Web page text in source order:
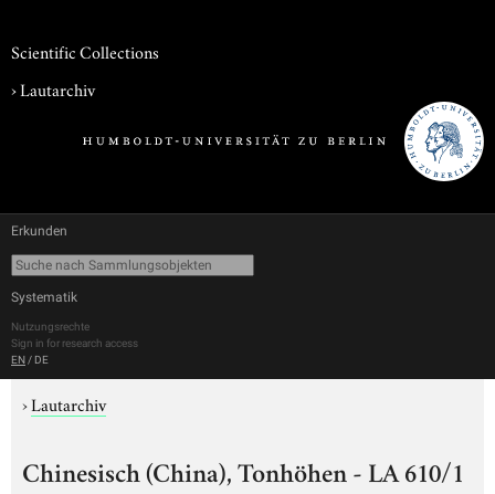
Scientific Collections
›Lautarchiv
Erkunden
Systematik
Nutzungsrechte
Sign in for research access
EN / DE
›Lautarchiv
Chinesisch (China), Tonhöhen - LA 610/1